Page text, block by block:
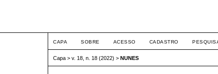
CAPA SOBRE ACESSO CADASTRO
Capa > v. 18, n. 18 (2022) > NUNES